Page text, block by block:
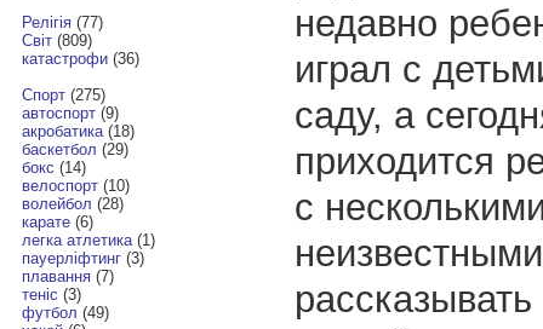
Релігія(77)
Світ(809)
катастрофи(36)
Спорт(275)
автоспорт(9)
акробатика(18)
баскетбол (29)
бокс (14)
велоспорт(10)
волейбол (28)
карате(6)
легка атлетика(1)
пауерліфтинг(3)
плавання(7)
теніс (3)
футбол (49)
недавно
играл с
саду, а
приходится
с